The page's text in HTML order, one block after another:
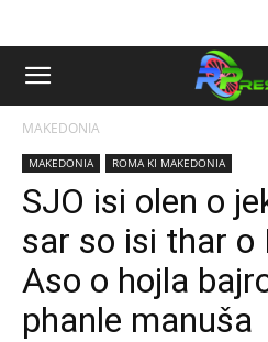
MAKEDONIA
MAKEDONIA ROMA KI MAKEDONIA
SJO isi olen o
sar so isi thar o
Aso o hojla
phanle manuša